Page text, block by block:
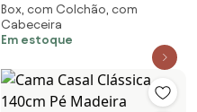
Cabeceira Many Z37 Linho
Cinza - Mpozenato
Box, com Colchão, com
Cabeceira
Em estoque